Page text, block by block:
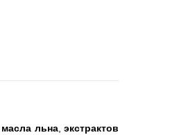
масла льна,экстрактов